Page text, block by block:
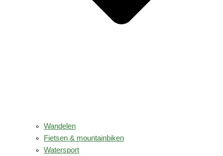
Wandelen
Fietsen & mountainbiken
Watersport